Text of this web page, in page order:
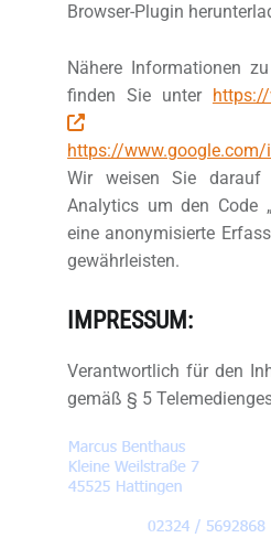
Browser-Plugin
Nähere Informationen
finden Sie unter
https://
Wir weisen Sie darauf
Analytics um den Code
eine anonymisierte
gewährleisten.
IMPRESSUM:
Verantwortlich für den
gemäß § 5